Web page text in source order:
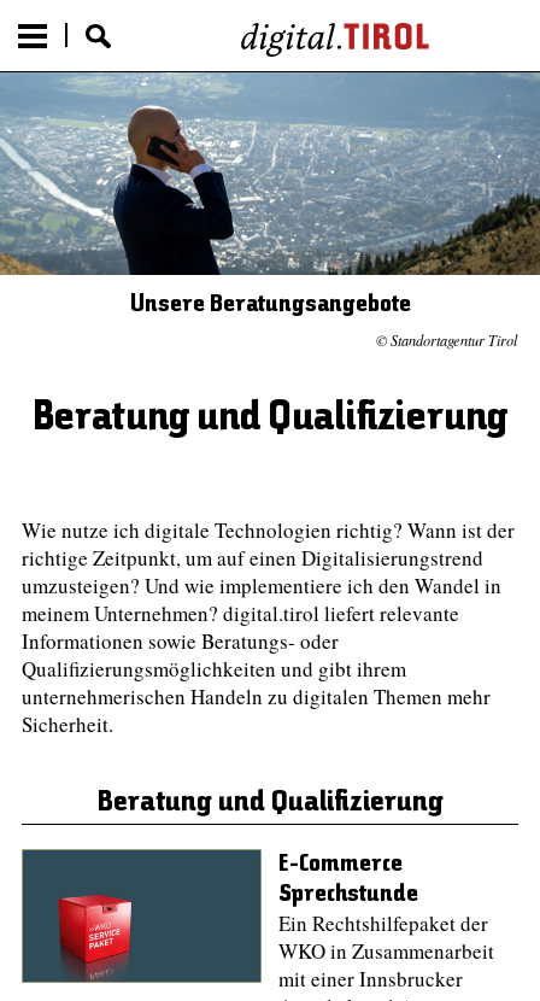
Unsere Beratungsangebote
© Standortagentur Tirol
Beratung und Qualifizierung
Wie nutze ich digitale Technologien richtig? Wann ist der
richtige Zeitpunkt, um auf einen Digitalisierungstrend
umzusteigen? Und wie implementiere ich den Wandel in
meinem Unternehmen? digital.tirol liefert relevante
Informationen sowie Beratungs- oder
Qualifizierungsmöglichkeiten und gibt ihrem
unternehmerischen Handeln zu digitalen Themen mehr
Sicherheit.
Beratung und Qualifizierung
E-Commerce
Sprechstunde
Ein Rechtshilfepaket der
WKO in Zusammenarbeit
mit einer Innsbrucker